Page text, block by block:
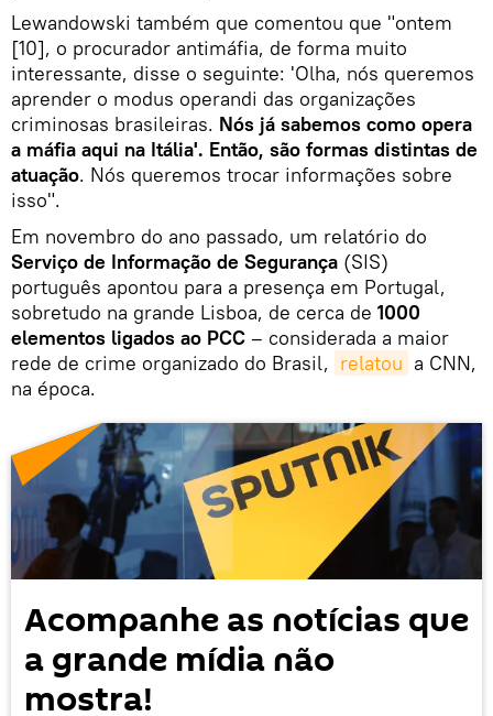
Lewandowski também que comentou que "ontem
[10], o procurador antimáfia, de forma muito
interessante, disse o seguinte: 'Olha, nós queremos
aprender o modus operandi das organizações
criminosas brasileiras. Nós já sabemos como opera
a máfia aqui na Itália'. Então, são formas distintas de
atuação. Nós queremos trocar informações sobre
isso".
Em novembro do ano passado, um relatório do
Serviço de Informação de Segurança (SIS)
português apontou para a presença em Portugal,
sobretudo na grande Lisboa, de cerca de 1000
elementos ligados ao PCC – considerada a maior
rede de crime organizado do Brasil, relatou a CNN,
na época.
Acompanhe as notícias que
a grande mídia não
mostra!